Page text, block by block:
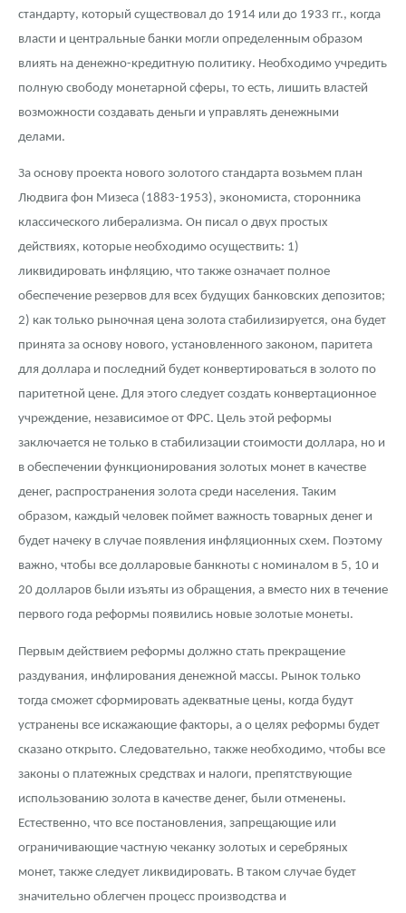
Жетоны "Необыкновенные обитатели глубин"
Ювелирные изделия
Золотая карманная галерея
Наборы подарочных и коллекционных монет
Монеты и жетоны из недрагоценных металлов
Политика использования Cookies
Положение по обработке и защите персональных данных
стандарту, который существовал до 1914 или до 1933 гг., когда
власти и центральные банки могли определенным образом
влиять на денежно-кредитную политику. Необходимо учредить
полную свободу монетарной сферы, то есть, лишить властей
возможности создавать деньги и управлять денежными
делами.
За основу проекта нового золотого стандарта возьмем план
Людвига фон Мизеса (1883-1953), экономиста, сторонника
классического либерализма. Он писал о двух простых
действиях, которые необходимо осуществить: 1)
ликвидировать инфляцию, что также означает полное
обеспечение резервов для всех будущих банковских депозитов;
2) как только рыночная цена золота стабилизируется, она будет
принята за основу нового, установленного законом, паритета
для доллара и последний будет конвертироваться в золото по
паритетной цене. Для этого следует создать конвертационное
учреждение, независимое от ФРС. Цель этой реформы
заключается не только в стабилизации стоимости доллара, но и
в обеспечении функционирования золотых монет в качестве
денег, распространения золота среди населения. Таким
образом, каждый человек поймет важность товарных денег и
будет начеку в случае появления инфляционных схем. Поэтому
важно, чтобы все долларовые банкноты с номиналом в 5, 10 и
20 долларов были изъяты из обращения, а вместо них в течение
первого года реформы появились новые золотые монеты.
Первым действием реформы должно стать прекращение
раздувания, инфлирования денежной массы. Рынок только
тогда сможет сформировать адекватные цены, когда будут
устранены все искажающие факторы, а о целях реформы будет
сказано открыто. Следовательно, также необходимо, чтобы все
законы о платежных средствах и налоги, препятствующие
использованию золота в качестве денег, были отменены.
Естественно, что все постановления, запрещающие или
ограничивающие частную чеканку золотых и серебряных
монет, также следует ликвидировать. В таком случае будет
значительно облегчен процесс производства и